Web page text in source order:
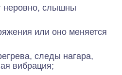
неровно, слышны
или оно меняется
следы нагара,
вибрация;